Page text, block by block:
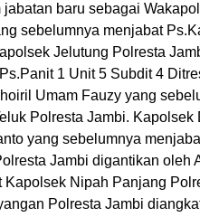
baru sebagai
sebelumnya menjabat
Jelutung Polresta
1 Unit 5 Subdit 4
Umam Fauzy yang
Polresta Jambi. Kapolsek
yang sebelumnya
Jambi digantikan oleh
Nipah Panjang
Polresta Jambi